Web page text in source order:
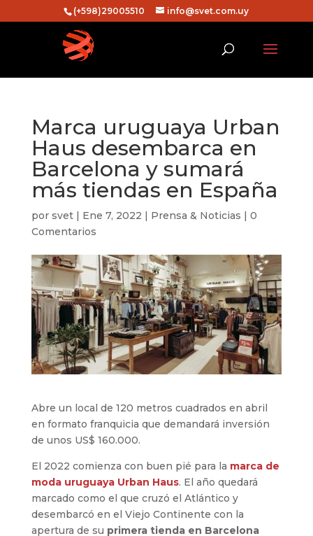
(+598)29005510 info@svet.com.uy
Marca uruguaya Urban
Haus desembarca en
Barcelona y sumará
más tiendas en España
por svet| Ene 7, 2022 | Prensa & Noticias | 0
Comentarios
Abre un local de 120 metros cuadrados en abril
en formato franquicia que demandará inversión
de unos US$ 160.000.
El 2022 comienza con buen pié para la marca de
moda uruguaya Urban Haus. El año quedará
marcado como el que cruzó el Atlántico y
desembarcó en el Viejo Continente con la
apertura de su primera tienda en Barcelona